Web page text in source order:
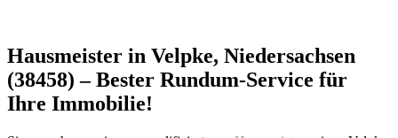
Hausmeister in Velpke, Niedersachsen
(38458) – Bester Rundum-Service für
Ihre Immobilie!